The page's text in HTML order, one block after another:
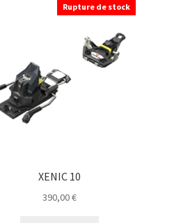
Rupture de stock
XENIC 10
390,00€